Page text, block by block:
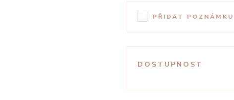
PŘIDAT POZNÁMKU
DOSTUPNOST